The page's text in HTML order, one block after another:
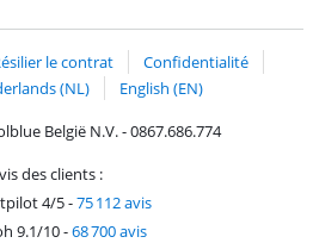
le contrat
Confidentialité
(NL)
English (EN)
België N.V. - 0867.686.774
des clients :
4/5-75 112 avis
9.1/10-68 700 avis